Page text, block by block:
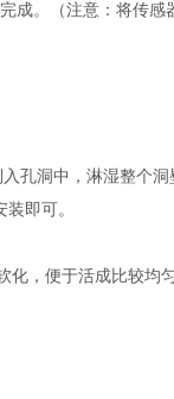
成。（注意：将传
孔洞中，淋湿整个洞
即可。
，便于活成比较均